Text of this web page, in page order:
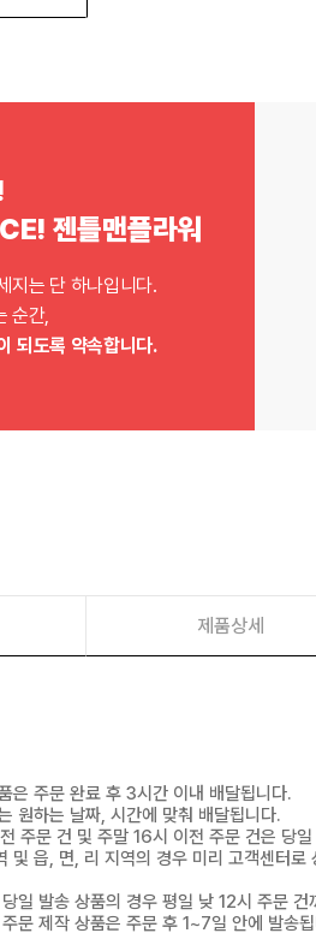
젠틀맨플라워
지는 단 하나입니다.
순간,
되도록 약속합니다.
제품상세
은 주문 완료 후 3시간 이내 배달됩니다.
원하는 날짜, 시간에 맞춰 배달됩니다.
주문 건 및 주말 16시 이전 주문 건은 당일
및 읍, 면, 리 지역의 경우 미리 고객센터로
일 발송 상품의 경우 평일 낮 12시 주문 건
문 제작 상품은 주문 후 1~7일 안에 발송